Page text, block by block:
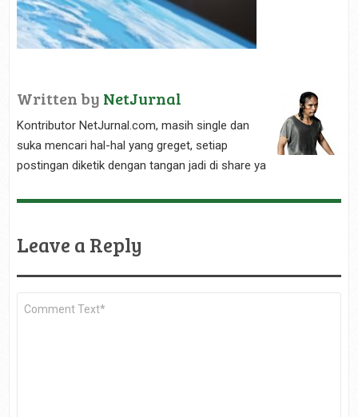
Written by NetJurnal
Kontributor NetJurnal.com, masih single dan
suka mencari hal-hal yang greget, setiap
postingan diketik dengan tangan jadi di share ya
Leave a Reply